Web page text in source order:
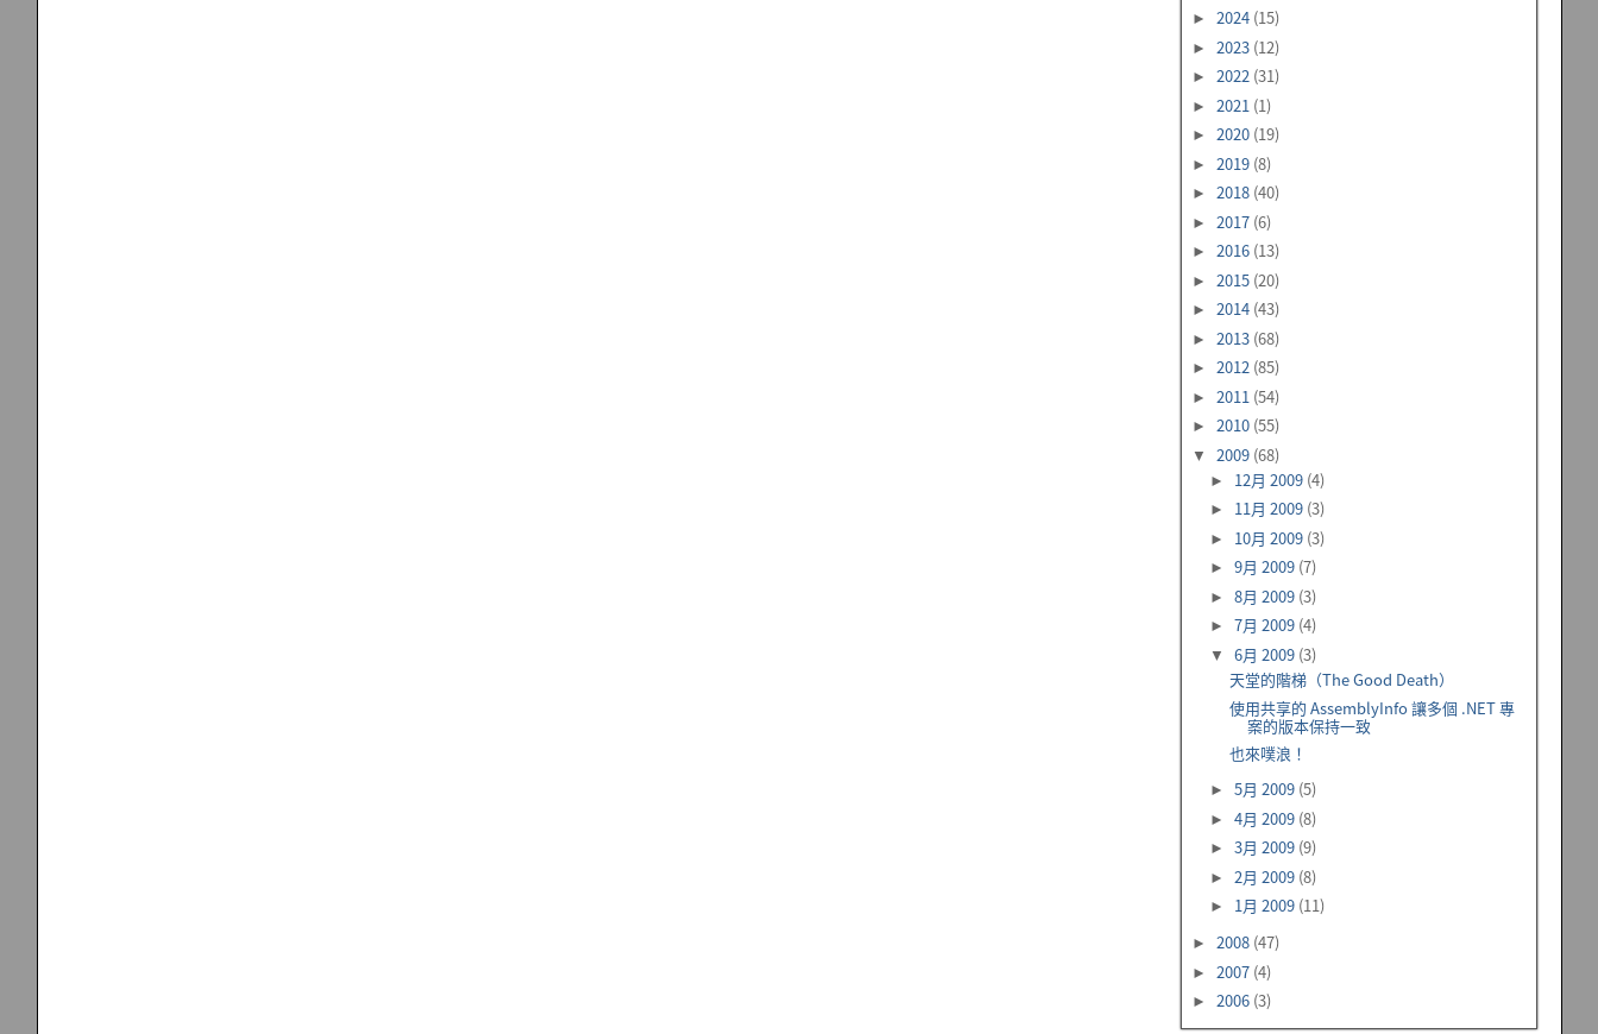
► 2024 (15)
► 2023 (12)
► 2022 (31)
► 2021 (1)
► 2020 (19)
► 2019 (8)
► 2018 (40)
► 2017 (6)
► 2016 (13)
► 2015 (20)
► 2014 (43)
► 2013 (68)
► 2012 (85)
► 2011 (54)
► 2010 (55)
▼ 2009 (68)
► 12月 2009 (4)
► 11月 2009 (3)
► 10月 2009 (3)
►9月 2009 (7)
►8月 2009 (3)
►7月 2009 (4)
▼6月 2009 (3)
天堂的階梯（The Good Death）
使用共享的 AssemblyInfo 讓多個 .NET 專
案的版本保持一致
也來噗浪！
►5月 2009 (5)
►4月 2009 (8)
►3月 2009 (9)
►2月 2009 (8)
► 1月 2009 (11)
► 2008 (47)
► 2007 (4)
► 2006 (3)